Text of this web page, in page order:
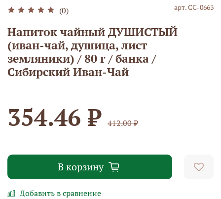
(0) арт.СС-0663
Напиток чайный ДУШИСТЫЙ
(иван-чай, душица, лист
земляники) / 80 г / банка /
Сибирский Иван-Чай
354.46 ₽ 412.00 ₽
В корзину
Добавить в сравнение